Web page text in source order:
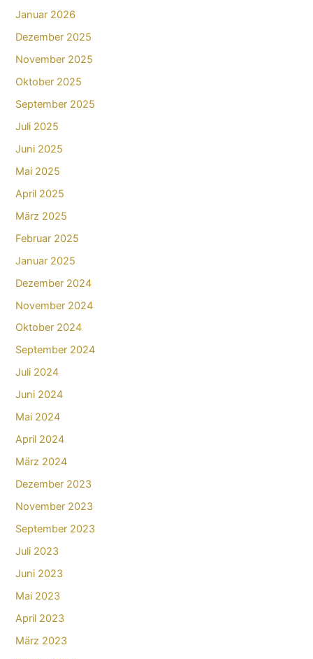
Januar 2026
Dezember 2025
November 2025
Oktober 2025
September 2025
Juli 2025
Juni 2025
Mai 2025
April 2025
März 2025
Februar 2025
Januar 2025
Dezember 2024
November 2024
Oktober 2024
September 2024
Juli 2024
Juni 2024
Mai 2024
April 2024
März 2024
Dezember 2023
November 2023
September 2023
Juli 2023
Juni 2023
Mai 2023
April 2023
März 2023